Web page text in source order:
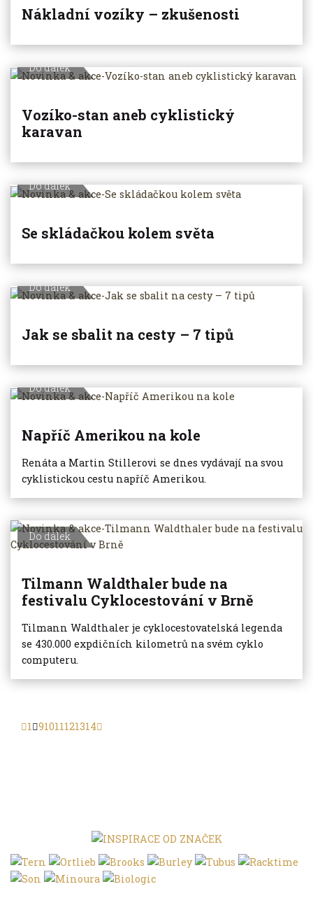
Nákladní vozíky – zkušenosti
Do dálek
Vozíko-stan aneb cyklistický
karavan
Do dálek
Se skládačkou kolem světa
Do dálek
Jak se sbalit na cesty – 7 tipů
Do dálek
Napříč Amerikou na kole
Renáta a Martin Stillerovi se dnes vydávají na svou
cyklistickou cestu napříč Amerikou.
Do dálek
Tilmann Waldthaler bude na
festivalu Cyklocestování v Brně
Tilmann Waldthaler je cyklocestovatelská legenda
se 430.000 expdičních kilometrů na svém cyklo
computeru.
1 91011121314